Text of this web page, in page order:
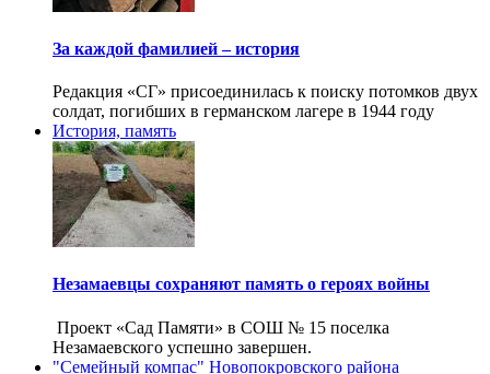
За каждой фамилией – история
Редакция «СГ» присоединилась к поиску потомков двух
солдат, погибших в германском лагере в 1944 году
История, память
Незамаевцы сохраняют память о героях войны
Проект «Сад Памяти» в СОШ № 15 поселка
Незамаевского успешно завершен.
"Семейный компас" Новопокровского района